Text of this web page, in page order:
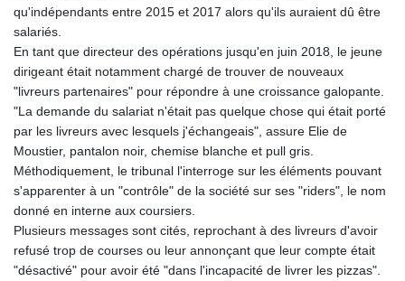
qu'indépendants entre 2015 et 2017 alors qu'ils auraient dû être
salariés.
En tant que directeur des opérations jusqu'en juin 2018, le jeune
dirigeant était notamment chargé de trouver de nouveaux
"livreurs partenaires" pour répondre à une croissance galopante.
"La demande du salariat n'était pas quelque chose qui était porté
par les livreurs avec lesquels j'échangeais", assure Elie de
Moustier, pantalon noir, chemise blanche et pull gris.
Méthodiquement, le tribunal l'interroge sur les éléments pouvant
s'apparenter à un "contrôle" de la société sur ses "riders", le nom
donné en interne aux coursiers.
Plusieurs messages sont cités, reprochant à des livreurs d'avoir
refusé trop de courses ou leur annonçant que leur compte était
"désactivé" pour avoir été "dans l'incapacité de livrer les pizzas".